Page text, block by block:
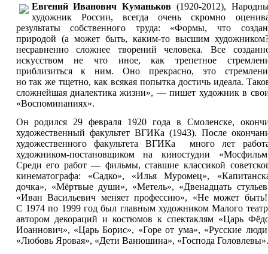
Евгений Иванович Куманьков (1920-2012),
художник России, всегда очень скромно
результаты собственного труда: «Формы, что
природой (а может быть, каким-то высшим
несравненно сложнее творений человека. Все
искусством не что иное, как трепетное
приблизиться к ним. Оно прекрасно, это
но так же тщетно, как всякая попытка достичь идеала.
сложнейшая диалектика жизни», — пишет художник в
«Воспоминаниях».
Он родился 29 февраля 1920 года в Смоленске,
художественный факультет ВГИКа (1943). После
художественного факультета ВГИКа много лет
художником-постановщиком на киностудии
Среди его работ — фильмы, ставшие классикой
кинематографа: «Садко», «Илья Муромец»,
дочка», «Мёртвые души», «Метель», «Двенадцать
«Иван Васильевич меняет профессию», «Не может
С 1974 по 1999 год был главным художником Малого
автором декораций и костюмов к спектаклям «Царь
Иоаннович», «Царь Борис», «Горе от ума», «Русские
«Любовь Яровая», «Дети Ванюшина», «Господа Головлевы».